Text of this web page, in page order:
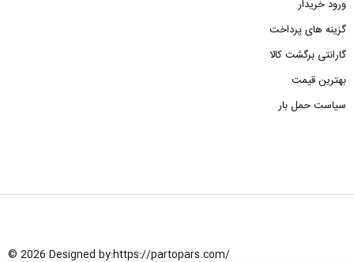
ورود خریدار
گزینه های پرداخت
گارانتی برگشت کالا
بهترین قیمت
سیاست حمل بار
© 2026 Designed by:https://partopars.com/